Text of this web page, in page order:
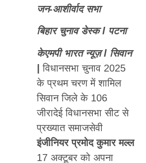
जन-आशीर्वाद सभा
बिहार चुनाव डेस्क l पटना
केएमपी भारत न्यूज़ l सिवान
|विधानसभा चुनाव 2025
के प्रथम चरण में शामिल
सिवान जिले के 106
जीरादेई विधानसभा सीट से
प्रख्यात समाजसेवी
इंजीनियर प्रमोद कुमार मल्ल
17 अक्टूबर को अपना